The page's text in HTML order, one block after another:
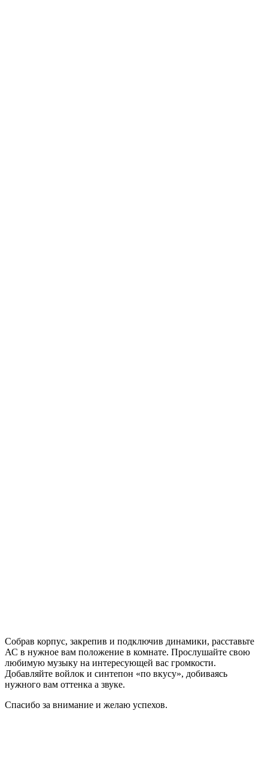
Собрав корпус, закрепив и подключив динамики, расставьте
АС в нужное вам положение в комнате. Прослушайте свою
любимую музыку на интересующей вас громкости.
Добавляйте войлок и синтепон «по вкусу», добиваясь
нужного вам оттенка а звуке.
Спасибо за внимание и желаю успехов.